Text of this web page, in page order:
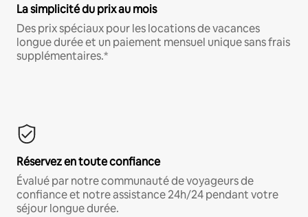
La simplicité du prix au mois
Des prix spéciaux pour les locations de vacances
longue durée et un paiement mensuel unique sans frais
supplémentaires.*
Réservez en toute confiance
Évalué par notre communauté de voyageurs de
confiance et notre assistance 24h/24 pendant votre
séjour longue durée.